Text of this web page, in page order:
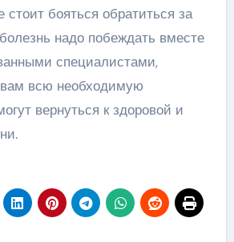
бояться обратиться за
надо побеждать вместе
специалистами,
вам всю необходимую
вернуться к здоровой и